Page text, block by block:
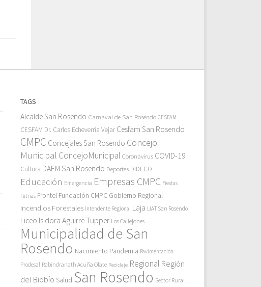
TAGS
Alcalde San Rosendo Carnaval de San Rosendo CESFAM
CESFAM Dr. Carlos Echeverría Vejar Cesfam San Rosendo
CMPC Concejales San Rosendo Concejo
Municipal ConcejoMunicipal Coronavirus COVID-19
Cultura DAEM San Rosendo Deportes DIDECO
Educación Emergencia Empresas CMPC Fiestas
Patrias Frontel Fundación CMPC Gobierno Regional
Incendios Forestales Intendente Regional Laja LIAT San Rosendo
Liceo Isidora Aguirre Tupper Los Callejones
Municipalidad de San
Rosendo Nacimiento Pandemia Pavimentación
Prodesal Rabindranath Acuña Olate Reciclaje Regional Región
del Biobío Salud San Rosendo Sector Rural